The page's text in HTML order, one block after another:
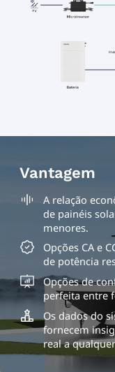
Vantagem
A relação
de painéis
menores.
Opções CA e
de potência
Opções de
perfeita entre
Os dados do
fornecem
real a